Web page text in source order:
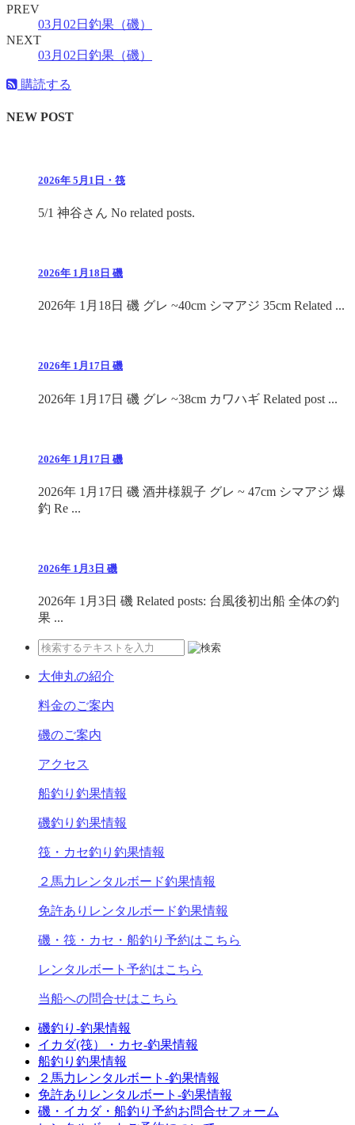
PREV
03月02日釣果（磯）
NEXT
03月02日釣果（磯）
購読する
NEW POST
2026年 5月1日・筏
5/1 神谷さん No related posts.
2026年 1月18日 磯
2026年 1月18日 磯 グレ ~40cm シマアジ 35cm Related ...
2026年 1月17日 磯
2026年 1月17日 磯 グレ ~38cm カワハギ Related post ...
2026年 1月17日 磯
2026年 1月17日 磯 酒井様親子 グレ ~ 47cm シマアジ 爆
釣 Re ...
2026年 1月3日 磯
2026年 1月3日 磯 Related posts: 台風後初出船 全体の釣
果 ...
大伸丸の紹介
料金のご案内
磯のご案内
アクセス
船釣り釣果情報
磯釣り釣果情報
筏・カセ釣り釣果情報
２馬力レンタルボード釣果情報
免許ありレンタルボード釣果情報
磯・筏・カセ・船釣り予約はこちら
レンタルボート予約はこちら
当船への問合せはこちら
磯釣り-釣果情報
イカダ(筏）・カセ-釣果情報
船釣り釣果情報
２馬力レンタルボート-釣果情報
免許ありレンタルボート-釣果情報
磯・イカダ・船釣り予約お問合せフォーム